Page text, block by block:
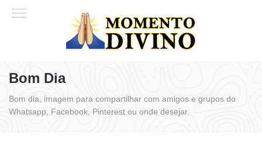
Bom Dia
Bom dia, imagem para compartilhar com amigos e grupos do
Whatsapp, Facebook, Pinterest ou onde desejar.